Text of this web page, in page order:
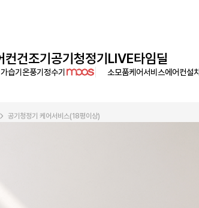
컨건조기공기청정기LIVE타임딜
가습기 온풍기 정수기 소모품케어서비스에어컨설치
공기청정기 케어서비스(18평이상)